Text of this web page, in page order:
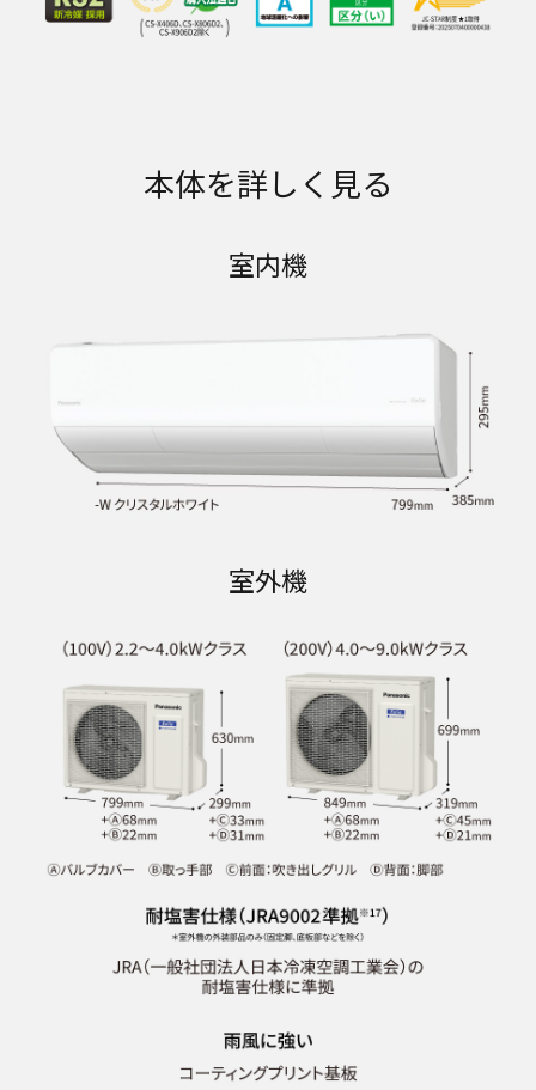
本体を詳しく見る
室内機
室外機